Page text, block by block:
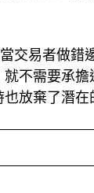
交易者做
不需要承
放棄了潛在